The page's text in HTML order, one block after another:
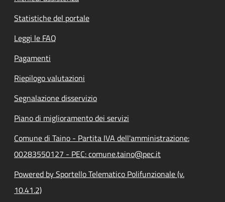
Statistiche del portale
Leggi le FAQ
Pagamenti
Riepilogo valutazioni
Segnalazione disservizio
Piano di miglioramento dei servizi
Comune di Taino - Partita IVA dell'amministrazione:
00283550127 - PEC: comune.taino@pec.it
Powered by Sportello Telematico Polifunzionale (v.
10.41.2)